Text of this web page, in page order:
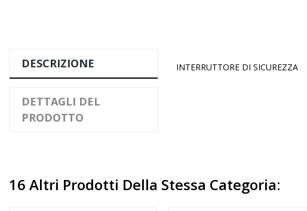
DESCRIZIONE
DETTAGLI DEL
PRODOTTO
INTERRUTTORE DI SICUREZZA
16 Altri Prodotti Della Stessa Categoria: